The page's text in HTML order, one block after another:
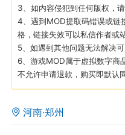
MOD下载 攻略
大人
Lv.8
卖挂
禁止发布联机可用
3、如内容侵犯到任何版权，
4、遇到MOD提取码错误或链
格，链接失效可以私信作者或
5、如遇到其他问题无法解决
6、游戏MOD属于虚拟数字商
不允许申请退款，购买即默认
河南·郑州